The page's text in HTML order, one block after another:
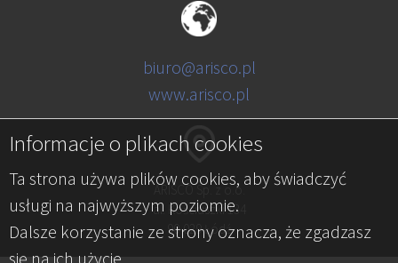
Informacje o plikach cookies
Ta strona używa plików cookies, aby świadczyć
usługi na najwyższym poziomie.
Dalsze korzystanie ze strony oznacza, że zgadzasz
się na ich użycie.
biuro@arisco.pl
www.arisco.pl
ARISCO Sp. z o.o.
al. Kościuszki 134
90-029 Łódź